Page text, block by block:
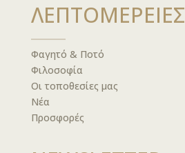
ΛΕΠΤΟΜΕΡΕΙΕΣ
Φαγητό & Ποτό
Φιλοσοφία
Οι τοποθεσίες μας
Νέα
Προσφορές